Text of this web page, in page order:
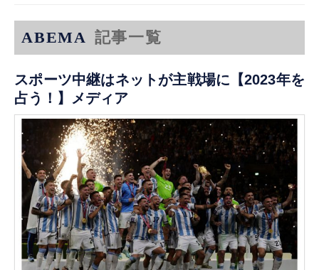
ABEMA 記事一覧
スポーツ中継はネットが主戦場に【2023年を
占う！】メディア